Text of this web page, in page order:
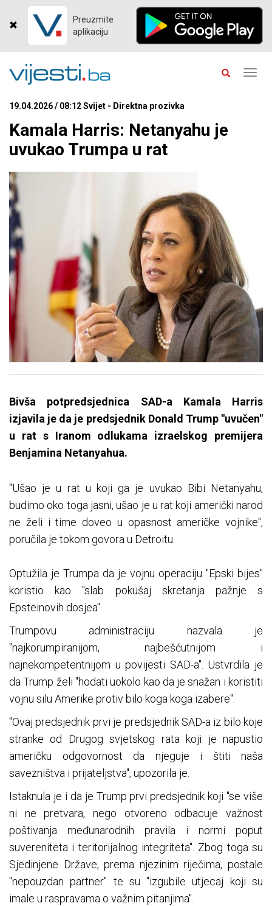
Preuzmite
aplikaciju
19.04.2026 / 08:12 Svijet - Direktna prozivka
Kamala Harris: Netanyahu je
uvukao Trumpa u rat
Bivša potpredsjednica SAD-a Kamala Harris
izjavila je da je predsjednik Donald Trump "uvučen"
u rat s Iranom odlukama izraelskog premijera
Benjamina Netanyahua.
"Ušao je u rat u koji ga je uvukao Bibi Netanyahu,
budimo oko toga jasni, ušao je u rat koji američki narod
ne želi i time doveo u opasnost američke vojnike",
poručila je tokom govora u Detroitu.
Optužila je Trumpa da je vojnu operaciju "Epski bijes"
koristio kao "slab pokušaj skretanja pažnje s
Epsteinovih dosjea".
Trumpovu administraciju nazvala je
"najkorumpiranijom, najbešćutnijom i
najnekompetentnijom u povijesti SAD-a". Ustvrdila je
da Trump želi "hodati uokolo kao da je snažan i koristiti
vojnu silu Amerike protiv bilo koga koga izabere".
"Ovaj predsjednik prvi je predsjednik SAD-a iz bilo koje
stranke od Drugog svjetskog rata koji je napustio
američku odgovornost da njeguje i štiti naša
savezništva i prijateljstva", upozorila je.
Istaknula je i da je Trump prvi predsjednik koji "se više
ni ne pretvara, nego otvoreno odbacuje važnost
poštivanja međunarodnih pravila i normi poput
suvereniteta i teritorijalnog integriteta". Zbog toga su
Sjedinjene Države, prema njezinim riječima, postale
"nepouzdan partner" te su "izgubile utjecaj koji su
imale u raspravama o važnim pitanjima".